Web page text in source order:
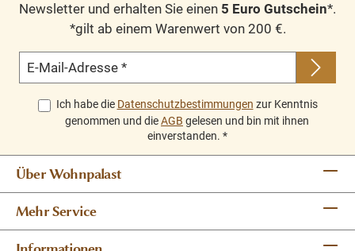
Newsletter und erhalten Sie einen 5 Euro Gutschein*.
*gilt ab einem Warenwert von 200 €.
E-Mail-Adresse *
Ich habe die Datenschutzbestimmungen zur Kenntnis
genommen und dieAGB gelesen und bin mit ihnen
einverstanden. *
Über Wohnpalast
Mehr Service